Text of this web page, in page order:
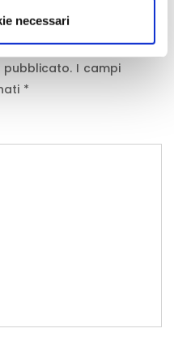
necessari
pubblicato. I campi
*